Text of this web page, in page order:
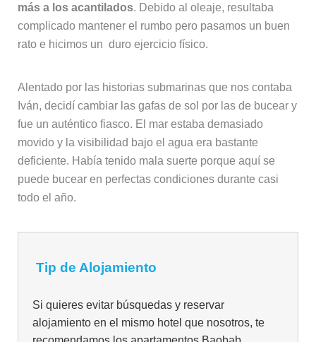
más a los acantilados. Debido al oleaje, resultaba
complicado mantener el rumbo pero pasamos un buen
rato e hicimos un duro ejercicio físico.
Alentado por las historias submarinas que nos contaba
Iván, decidí cambiar las gafas de sol por las de bucear y
fue un auténtico fiasco. El mar estaba demasiado
movido y la visibilidad bajo el agua era bastante
deficiente. Había tenido mala suerte porque aquí se
puede bucear en perfectas condiciones durante casi
todo el año.
Tip de Alojamiento
Si quieres evitar búsquedas y reservar
alojamiento en el mismo hotel que nosotros, te